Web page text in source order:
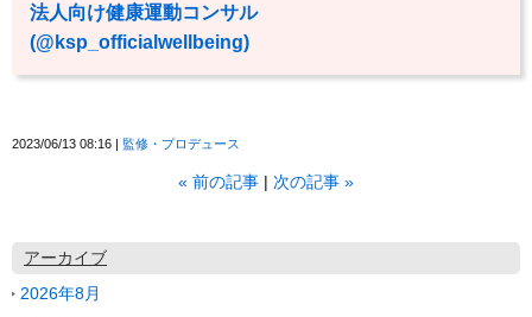
法人向け健康運動コンサル
(@ksp_officialwellbeing)
2023/06/13 08:16 監修・プロデュース
« 前の記事 次の記事 »
アーカイブ
2026年8月